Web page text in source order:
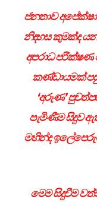
ජනතාව
නිදහස කුමක්ද
අපරාධ පරීක්ෂණ
කණ්ඩායමක්
‘අරුණ’
පැමිණීම සිදුව
මහින්ද
මෙම සිදුවීම